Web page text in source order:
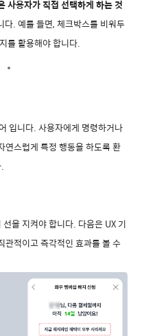
사용자가 직접 선택하게 하는 것
. 예를 들면, 체크박스를 비워두
를 활용해야 합니다.
입니다. 사용자에게 명령하거나
연스럽게 특정 행동을 하도록 환
을 지켜야 합니다. 다음은 UX 기
관적이고 즉각적인 효과를 볼 수